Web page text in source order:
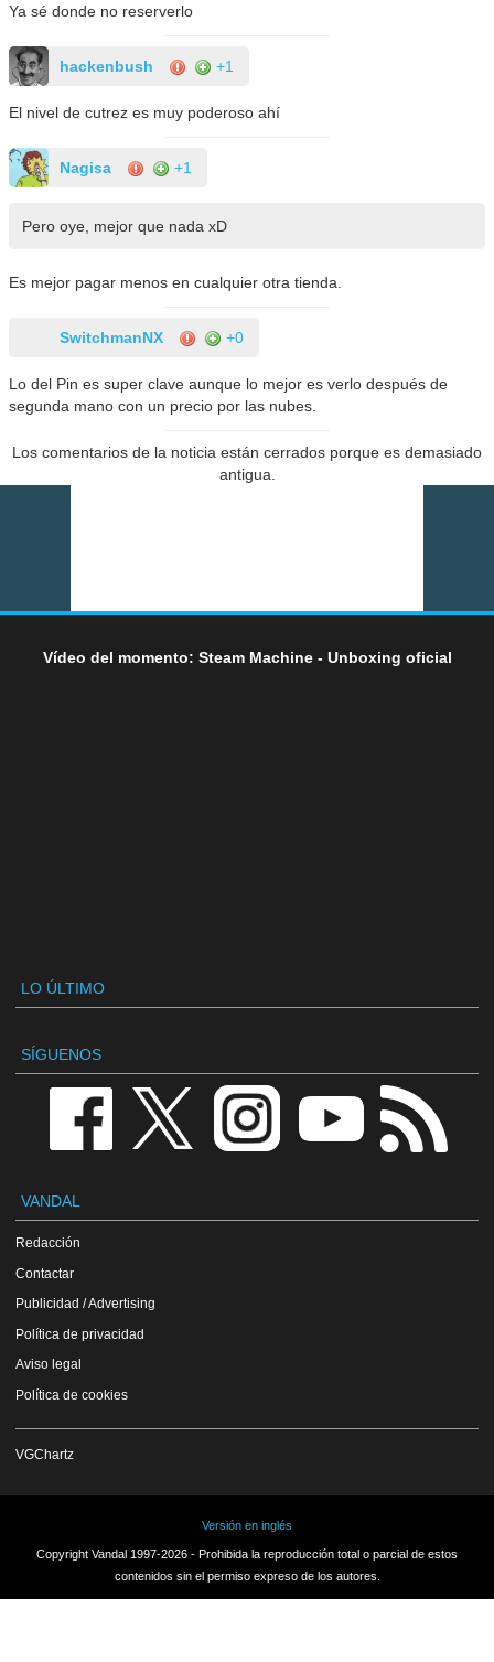
Ya sé donde no reserverlo
hackenbush +1
El nivel de cutrez es muy poderoso ahí
Nagisa +1
Pero oye, mejor que nada xD
Es mejor pagar menos en cualquier otra tienda.
SwitchmanNX +0
Lo del Pin es super clave aunque lo mejor es verlo después de
segunda mano con un precio por las nubes.
Los comentarios de la noticia están cerrados porque es demasiado
antigua.
Vídeo del momento: Steam Machine - Unboxing oficial
LO ÚLTIMO
SÍGUENOS
VANDAL
Redacción
Contactar
Publicidad / Advertising
Política de privacidad
Aviso legal
Política de cookies
VGChartz
Versión en inglés
Copyright Vandal 1997-2026 - Prohibida la reproducción total o parcial de estos
contenidos sin el permiso expreso de los autores.